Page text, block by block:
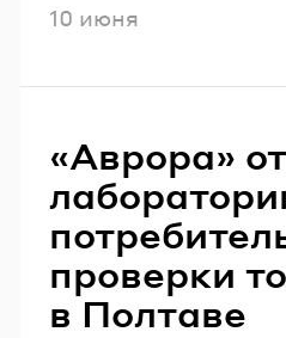
Опубликовано
10 июня
«Аврора»
проверки
в Полтаве